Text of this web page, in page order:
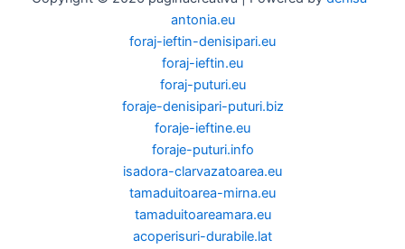
antonia.eu
foraj-ieftin-denisipari.eu
foraj-ieftin.eu
foraj-puturi.eu
foraje-denisipari-puturi.biz
foraje-ieftine.eu
foraje-puturi.info
isadora-clarvazatoarea.eu
tamaduitoarea-mirna.eu
tamaduitoareamara.eu
acoperisuri-durabile.lat